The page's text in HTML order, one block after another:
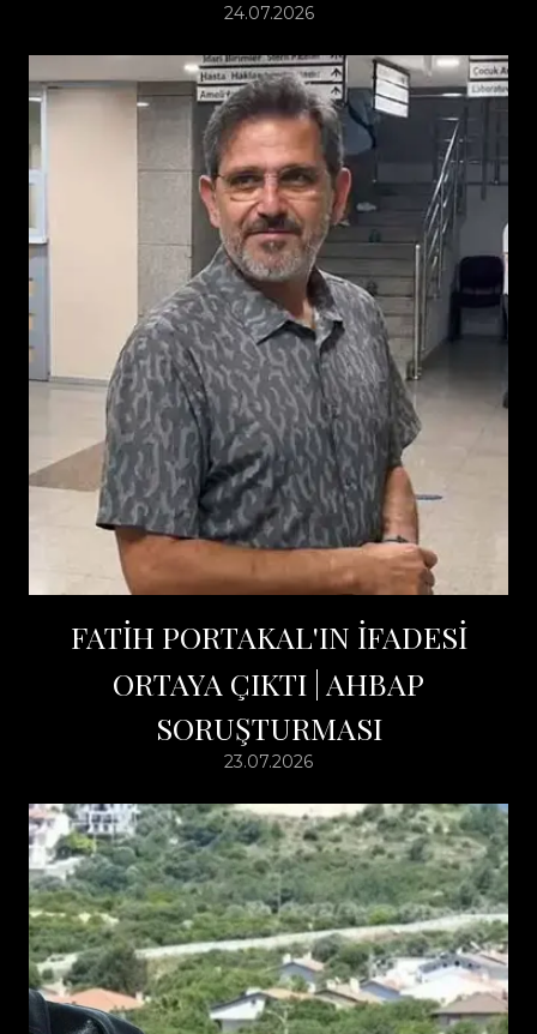
24.07.2026
FATİH PORTAKAL'IN İFADESİ
ORTAYA ÇIKTI | AHBAP
SORUŞTURMASI
23.07.2026